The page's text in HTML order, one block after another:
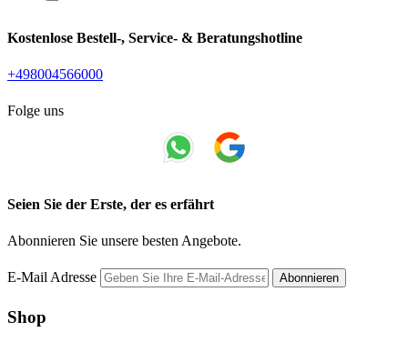
Kostenlose Bestell-, Service- & Beratungshotline
+498004566000
Folge uns
Seien Sie der Erste, der es erfährt
Abonnieren Sie unsere besten Angebote.
E-Mail Adresse Abonnieren
Shop